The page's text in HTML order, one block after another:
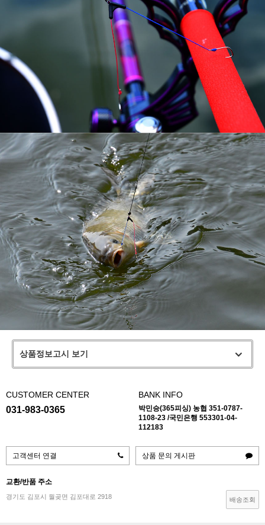
상품정보고시 보기
CUSTOMER CENTER
031-983-0365
BANK INFO
박민승(365피싱) 농협 351-0787-
1108-23 /국민은행 553301-04-
112183
고객센터 연결 상품 문의 게시판
교환/반품 주소
경기도 김포시 월곶면 김포대로 2918 배송조회